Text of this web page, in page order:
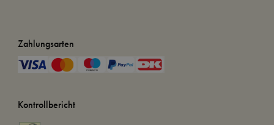
Zahlungsarten
Kontrollbericht